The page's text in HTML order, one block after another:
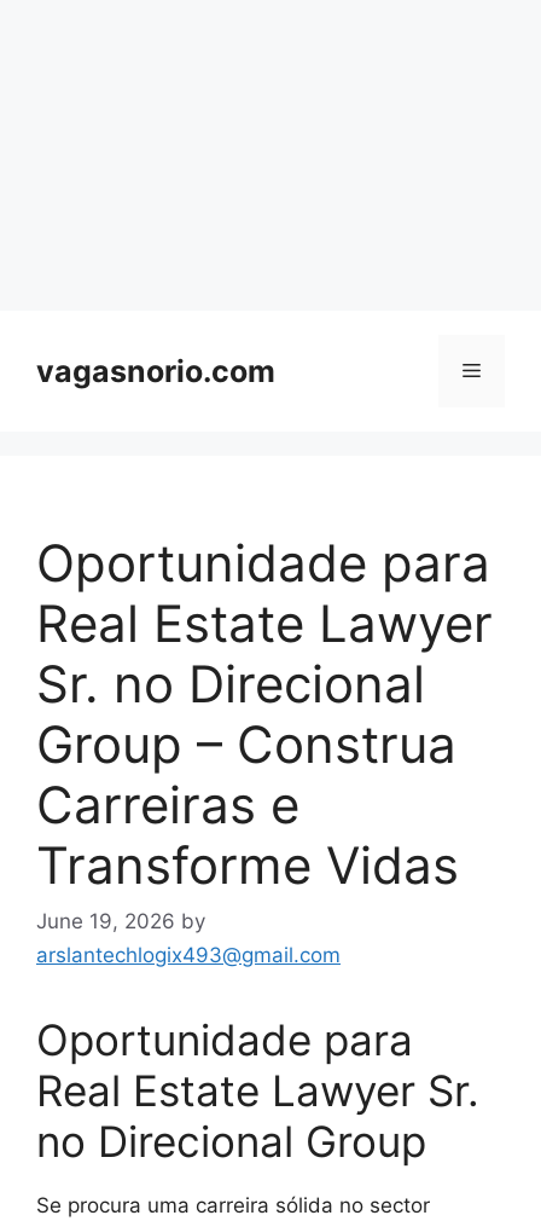
vagasnorio.com Menu
Oportunidade para
Real Estate Lawyer
Sr. no Direcional
Group – Construa
Carreiras e
Transforme Vidas
June 19, 2026 by
arslantechlogix493@gmail.com
Oportunidade para
Real Estate Lawyer Sr.
no Direcional Group
Se procura uma carreira sólida no sector